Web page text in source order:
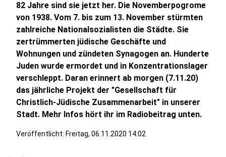
82 Jahre sind sie jetzt her. Die Novemberpogrome
von 1938. Vom 7. bis zum 13. November stürmten
zahlreiche Nationalsozialisten die Städte. Sie
zertrümmerten jüdische Geschäfte und
Wohnungen und zündeten Synagogen an. Hunderte
Juden wurde ermordet und in Konzentrationslager
verschleppt. Daran erinnert ab morgen (7.11.20)
das jährliche Projekt der "Gesellschaft für
Christlich-Jüdische Zusammenarbeit" in unserer
Stadt. Mehr Infos hört ihr im Radiobeitrag unten.
Veröffentlicht: Freitag, 06.11.2020 14:02